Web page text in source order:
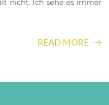
nicht. Ich sehe es immer
READ MORE